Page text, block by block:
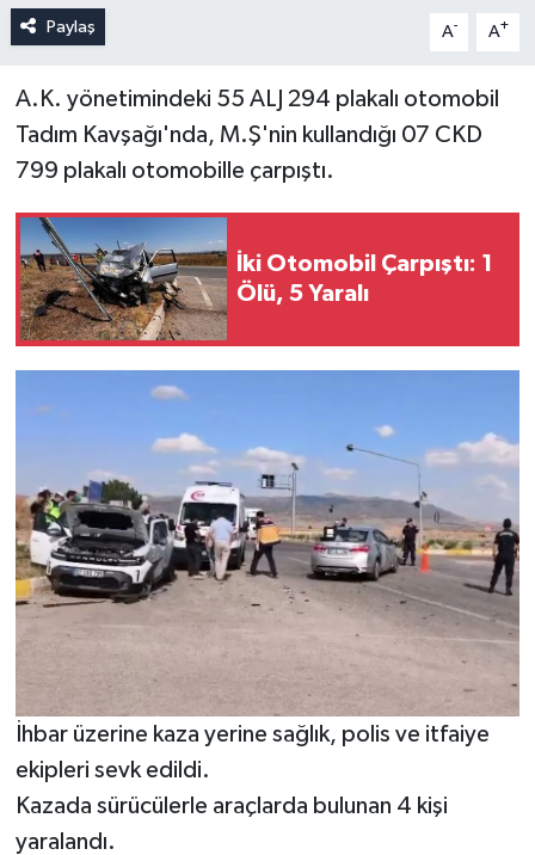
Paylaş A- A+
A.K. yönetimindeki 55 ALJ 294 plakalı otomobil
Tadım Kavşağı'nda, M.Ş'nin kullandığı 07 CKD
799 plakalı otomobille çarpıştı.
İki Otomobil Çarpıştı: 1
Ölü, 5 Yaralı
İhbar üzerine kaza yerine sağlık, polis ve itfaiye
ekipleri sevk edildi.
Kazada sürücülerle araçlarda bulunan 4 kişi
yaralandı.